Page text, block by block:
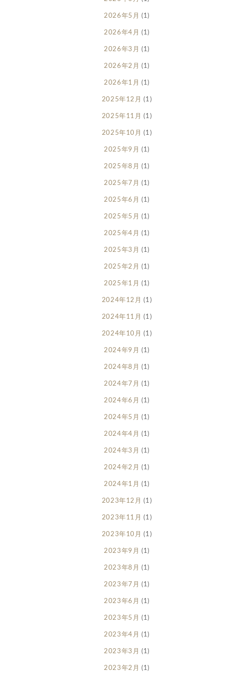
2026年5月 (1)
2026年4月 (1)
2026年3月 (1)
2026年2月 (1)
2026年1月 (1)
2025年12月 (1)
2025年11月 (1)
2025年10月 (1)
2025年9月 (1)
2025年8月 (1)
2025年7月 (1)
2025年6月 (1)
2025年5月 (1)
2025年4月 (1)
2025年3月 (1)
2025年2月 (1)
2025年1月 (1)
2024年12月 (1)
2024年11月 (1)
2024年10月 (1)
2024年9月 (1)
2024年8月 (1)
2024年7月 (1)
2024年6月 (1)
2024年5月 (1)
2024年4月 (1)
2024年3月 (1)
2024年2月 (1)
2024年1月 (1)
2023年12月 (1)
2023年11月 (1)
2023年10月 (1)
2023年9月 (1)
2023年8月 (1)
2023年7月 (1)
2023年6月 (1)
2023年5月 (1)
2023年4月 (1)
2023年3月 (1)
2023年2月 (1)